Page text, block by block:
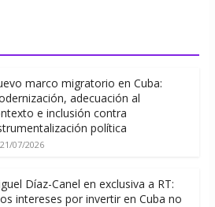
marco migratorio en Cuba:
adecuación al
e inclusión contra
política
21/07/2026
Díaz-Canel en exclusiva a RT:
intereses por invertir en Cuba no